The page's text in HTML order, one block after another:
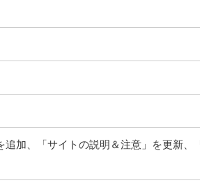
加、「サイトの説明＆注意」を更新、